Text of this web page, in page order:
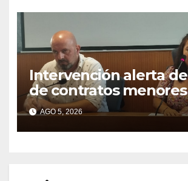
Intervención alerta
de contratos
2025
AGO 5, 2026